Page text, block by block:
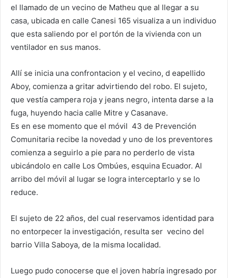
el llamado de un vecino de Matheu que al llegar a su
casa, ubicada en calle Canesi 165 visualiza a un individuo
que esta saliendo por el portón de la vivienda con un
ventilador en sus manos.
Allí se inicia una confrontacion y el vecino, d eapellido
Aboy, comienza a gritar advirtiendo del robo. El sujeto,
que vestía campera roja y jeans negro, intenta darse a la
fuga, huyendo hacia calle Mitre y Casanave.
Es en ese momento que el móvil 43 de Prevención
Comunitaria recibe la novedad y uno de los preventores
comienza a seguirlo a pie para no perderlo de vista
ubicándolo en calle Los Ombúes, esquina Ecuador. Al
arribo del móvil al lugar se logra interceptarlo y se lo
reduce.
El sujeto de 22 años, del cual reservamos identidad para
no entorpecer la investigación, resulta ser vecino del
barrio Villa Saboya, de la misma localidad.
Luego pudo conocerse que el joven habría ingresado por